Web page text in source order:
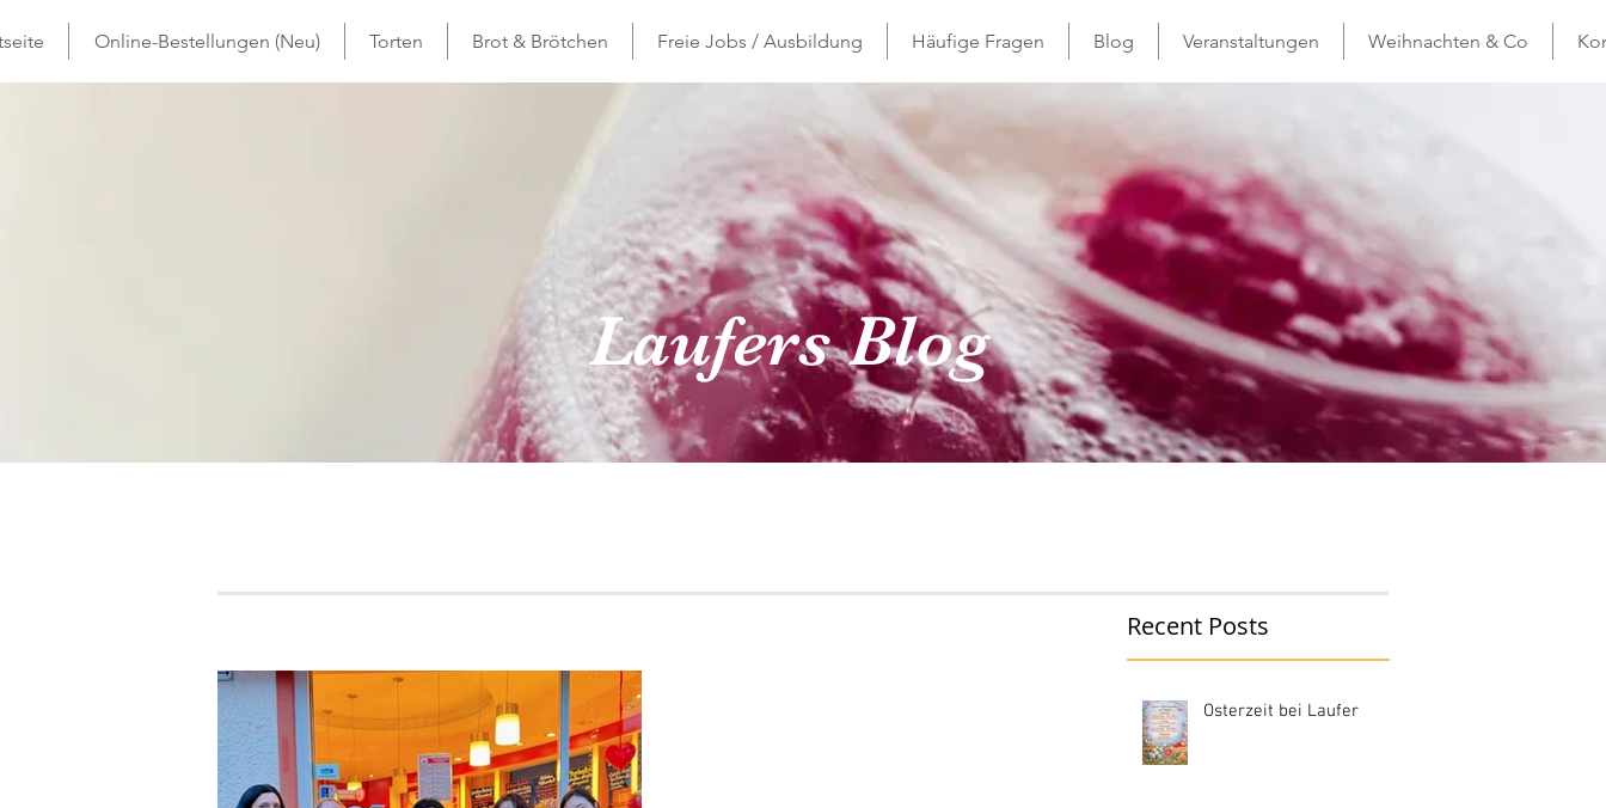
Online-Bestellungen (Neu) Torten Brot & Brötchen Freie Jobs / Ausbildung Häufige Fragen Blog Veranstaltungen Weihnachten & Co
Laufers Blog
Recent Posts
Osterzeit bei Laufer